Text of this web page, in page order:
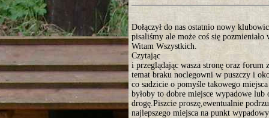
Dołączył do nas ostatnio nowy
pisaliśmy ale może coś się
Witam Wszystkich.
Czytając
i przeglądając wasza stronę oraz forum
temat braku noclegowni w puszczy i
co sadzicie o pomyśle takowego
byłoby to dobre miejsce wypadowe
drogę.Piszcie proszę,ewentualnie
najlepszego miejsca na punkt